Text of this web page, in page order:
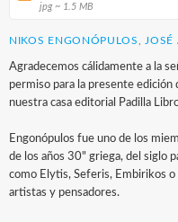
jpg ~ 1.5 MB
NIKOS ENGONÓPULOS
Agradecemos cálidamente a la
permiso para la presente edición
nuestra casa editorial Padilla
Engonópulos fue uno de los
de los años 30" griega, del siglo
como Elytis, Seferis, Embirikos
artistas y pensadores.